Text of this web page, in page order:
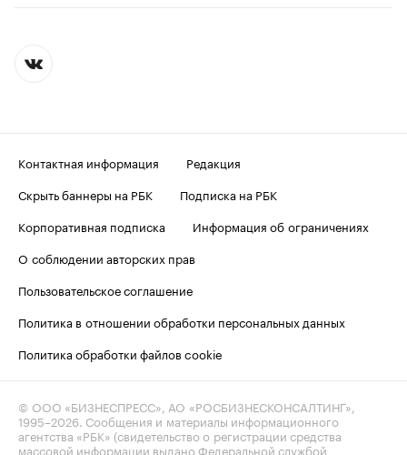
Контактная информация
Редакция
Скрыть баннеры на РБК
Подписка на РБК
Корпоративная подписка
Информация об ограничениях
О соблюдении авторских прав
Пользовательское соглашение
Политика в отношении обработки персональных данных
Политика обработки файлов cookie
© ООО «БИЗНЕСПРЕСС», АО «РОСБИЗНЕСКОНСАЛТИНГ»,
1995–2026. Сообщения и материалы информационного
агентства «РБК» (свидетельство о регистрации средства
массовой информации выдано Федеральной службой